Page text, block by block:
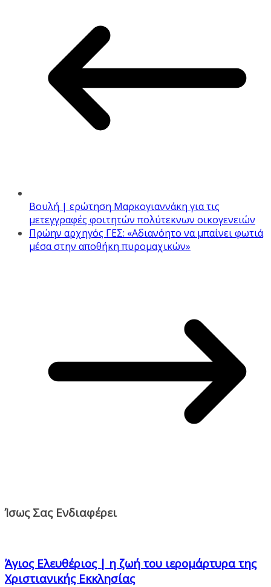
Βουλή | ερώτηση Μαρκογιαννάκη για τις
μετεγγραφές φοιτητών πολύτεκνων οικογενειών
Πρώην αρχηγός ΓΕΣ: «Αδιανόητο να μπαίνει φωτιά
μέσα στην αποθήκη πυρομαχικών»
Ίσως Σας Ενδιαφέρει
Άγιος Ελευθέριος | η ζωή του ιερομάρτυρα της
Χριστιανικής Εκκλησίας